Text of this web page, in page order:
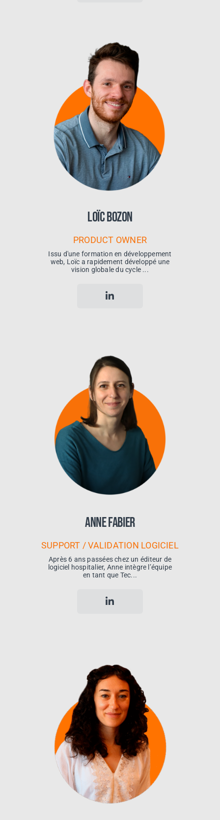
Loïc Bozon
PRODUCT OWNER
Issu d'une formation en développement
web, Loïc a rapidement développé une
vision globale du cycle ...
Anne Fabier
SUPPORT / VALIDATION LOGICIEL
Après 6 ans passées chez un éditeur de
logiciel hospitalier, Anne intègre l’équipe
en tant que Tec...